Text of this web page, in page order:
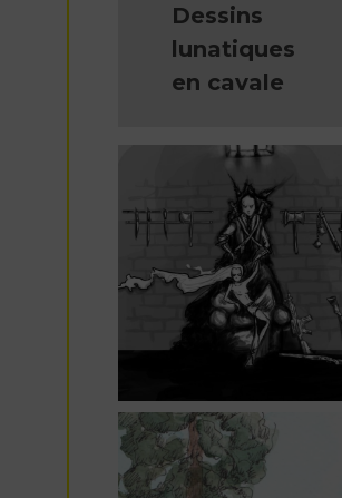
Dessins
lunatiques
en cavale